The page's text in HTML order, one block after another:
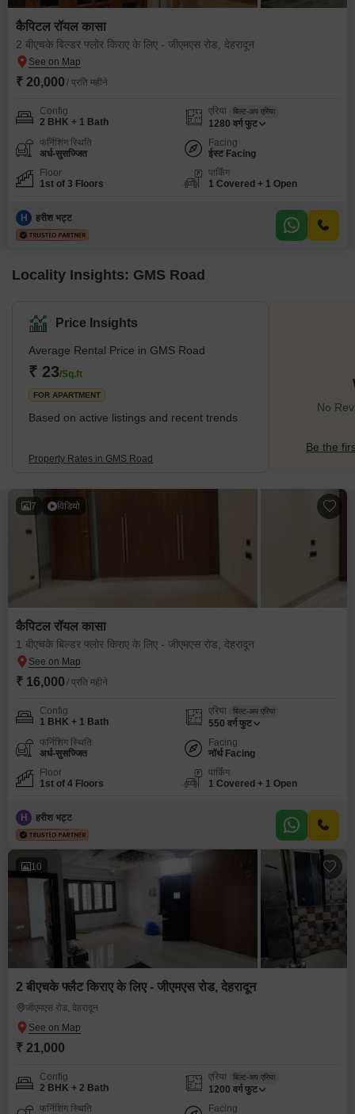
कैपिटल रॉयल कासा
2 बीएचके बिल्डर फ्लोर किराए के लिए - जीएमएस रोड, देहरादून
₹ 20,000 / प्रति महीने
Config
2 BHK + 1 Bath
एरिया बिल्ट-अप एरिया
1280 वर्ग फुट
फर्निशिंग स्थिति
अर्ध-सुसज्जित
Facing
ईस्ट Facing
Floor
1st of 3 Floors
पार्किंग
1 Covered + 1 Open
H हरीश भट्ट
Locality Insights: GMS Road
Price Insights
Average Rental Price in GMS Road
₹ 23/Sq.ft
FOR APARTMENT
Based on active listings and recent trends
Property Rates in GMS Road
No
Be the
7 विडियो
कैपिटल रॉयल कासा
1 बीएचके बिल्डर फ्लोर किराए के लिए - जीएमएस रोड, देहरादून
₹ 16,000 / प्रति महीने
Config
1 BHK + 1 Bath
एरिया बिल्ट-अप एरिया
550 वर्ग फुट
फर्निशिंग स्थिति
अर्ध-सुसज्जित
Facing
नॉर्थ Facing
Floor
1st of 4 Floors
पार्किंग
1 Covered + 1 Open
H हरीश भट्ट
10
2 बीएचके फ्लैट किराए के लिए - जीएमएस रोड, देहरादून
जीएमएस रोड, देहरादून
₹ 21,000
Config
2 BHK + 2 Bath
एरिया बिल्ट-अप एरिया
1200 वर्ग फुट
फर्निशिंग स्थिति
Facing